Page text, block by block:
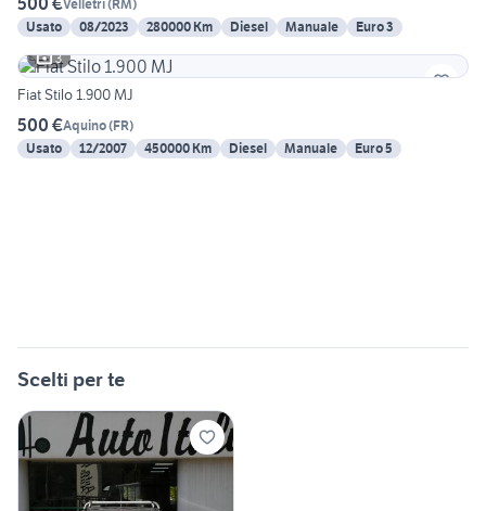
Velletri(RM)
Usato
08/2023 280000 Km Diesel Manuale
Euro 3
3
Fiat Stilo 1.900 MJ
500 €Aquino(FR)
Usato
12/2007 450000 Km Diesel Manuale Euro 5
Scelti per te